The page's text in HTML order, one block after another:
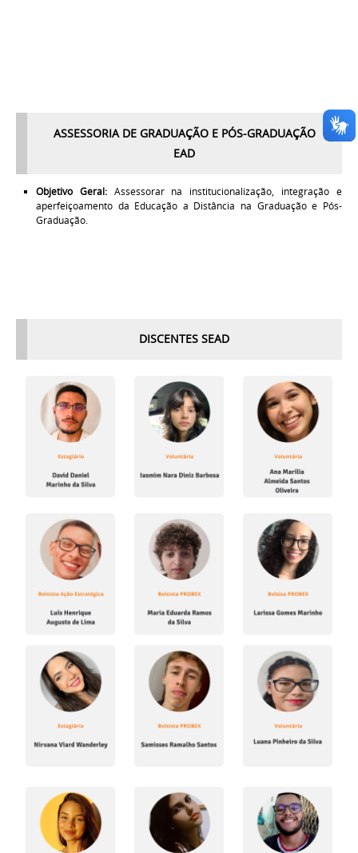
ASSESSORIA DE GRADUAÇÃO E PÓS-GRADUAÇÃO
EAD
Objetivo Geral: Assessorar na institucionalização, integração e
aperfeiçoamento da Educação a Distância na Graduação e Pós-
Graduação.
DISCENTES SEAD